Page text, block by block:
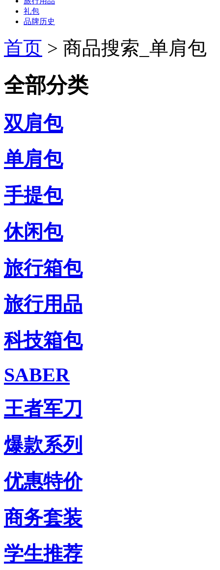
礼包
品牌历史
首页 > 商品搜索_单肩包
全部分类
双肩包
单肩包
手提包
休闲包
旅行箱包
旅行用品
科技箱包
SABER
王者军刀
爆款系列
优惠特价
商务套装
学生推荐